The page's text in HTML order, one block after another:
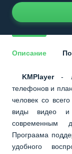
Описание
KMPlayer-
телефонов и
человек со
виды видео и
современным
Програама
удобного